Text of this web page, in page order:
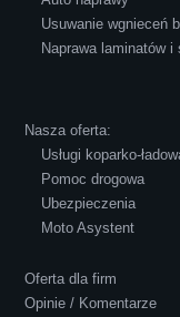
Polecam S-
Usuwanie wgnieceń
Naprawa laminatów
Nasza oferta:
Usługi koparko-
Pomoc drogowa
Ubezpieczenia
Moto Asystent
Oferta dla firm
Opinie / Komentarze